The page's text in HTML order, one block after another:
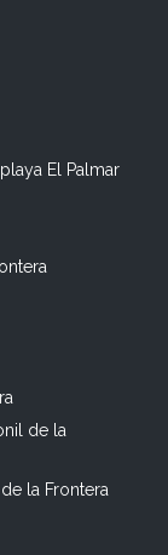
El Palmar
de la
la Frontera